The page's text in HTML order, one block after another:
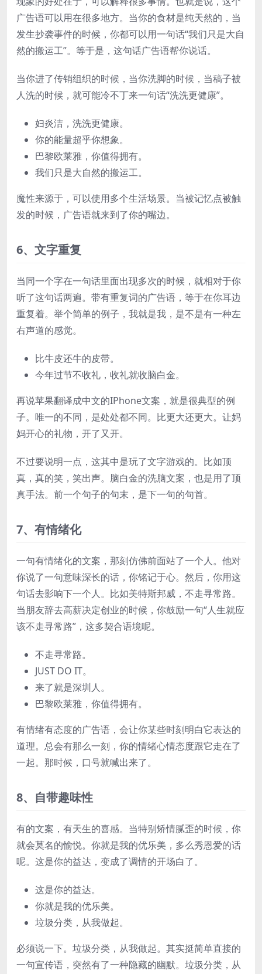
广告语可以用在很多地方。当你的食材是纯天然的，当
发生抄袭事件的时候，你都可以用一句话“我们只是大自
然的搬运工”。等于是，这句话广告语帮你说话。
当你进了传销组织的时候，当你洗脚的时候，当稿子被
人洗的时候，就可能冷不丁来一句话“洗洗更健康”。
妇炎洁，洗洗更健康。
你的能量超乎你想象。
巴黎欧莱雅，你值得拥有。
我们只是大自然的搬运工。
魔性来源于，可以使用多个生活场景。当被记忆点被触
发的时候，广告语就来到了你的嘴边。
6、文字重复
当同一个字在一句话里面出现多次的时候，就相对于你
听了这句话两遍。带有重复词的广告语，等于在你耳边
重复着。举个简单的例子，我就是我，是不是有一种左
右声道的感觉。
比牛皮还牛的皮带。
今年过节不收礼，收礼就收脑白金。
再说苹果翻译成中文的IPhone文案，就是很典型的例
子。唯一的不同，是处处都不同。比更大还更大。让妈
妈开心的礼物，开了又开。
不过要说明一点，这其中是玩了文字游戏的。比如顶
真，真的笑，笑出声。脑白金的洗脑文案，也是用了顶
真手法。前一个句子的句末，是下一句的句首。
7、有情绪化
一句有情绪化的文案，那刻仿佛前面站了一个人。他对
你说了一句意味深长的话，你铭记于心。然后，你用这
句话去影响下一个人。比如美特斯邦威，不走寻常路。
当朋友辞去高薪决定创业的时候，你鼓励一句“人生就应
该不走寻常路”，这多契合语境呢。
不走寻常路。
JUST DO IT。
来了就是深圳人。
巴黎欧莱雅，你值得拥有。
有情绪有态度的广告语，会让你某些时刻明白它表达的
道理。总会有那么一刻，你的情绪心情态度跟它走在了
一起。那时候，口号就喊出来了。
8、自带趣味性
有的文案，有天生的喜感。当特别矫情腻歪的时候，你
就会莫名的愉悦。你就是我的优乐美，多么秀恩爱的话
呢。这是你的益达，变成了调情的开场白了。
这是你的益达。
你就是我的优乐美。
垃圾分类，从我做起。
必须说一下。垃圾分类，从我做起。其实挺简单直接的
一句宣传语，突然有了一种隐藏的幽默。垃圾分类，从